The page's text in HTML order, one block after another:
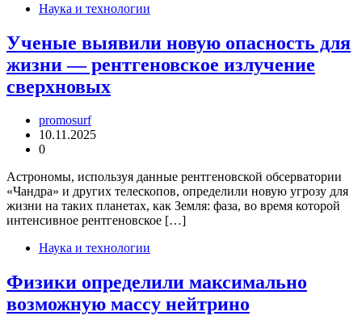
Наука и технологии
Ученые выявили новую опасность для
жизни — рентгеновское излучение
сверхновых
promosurf
10.11.2025
0
Астрономы, используя данные рентгеновской обсерватории
«Чандра» и других телескопов, определили новую угрозу для
жизни на таких планетах, как Земля: фаза, во время которой
интенсивное рентгеновское […]
Наука и технологии
Физики определили максимально
возможную массу нейтрино